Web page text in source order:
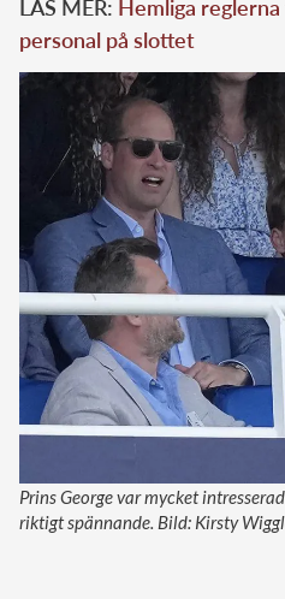
LÄS MER: Hemliga
personal på slottet
Prins George var mycket
riktigt spännande. Bild: Kirsty